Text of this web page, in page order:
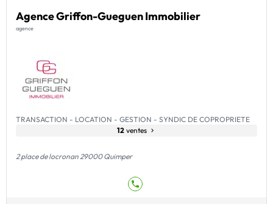
Agence Griffon-Gueguen Immobilier
agence
TRANSACTION - LOCATION - GESTION - SYNDIC DE COPROPRIETE
12 ventes
2 place de locronan 29000 Quimper